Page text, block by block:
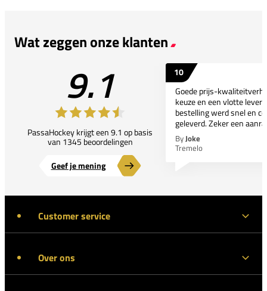
Wat zeggen onze klanten
9.1
PassaHockey krijgt een 9.1 op basis
van 1345 beoordelingen
Geef je mening
10
Goede prijs-
keuze en een vlotte
bestelling werd snel en
geleverd. Zeker een
ByJoke
Tremelo
Customer service
Over ons